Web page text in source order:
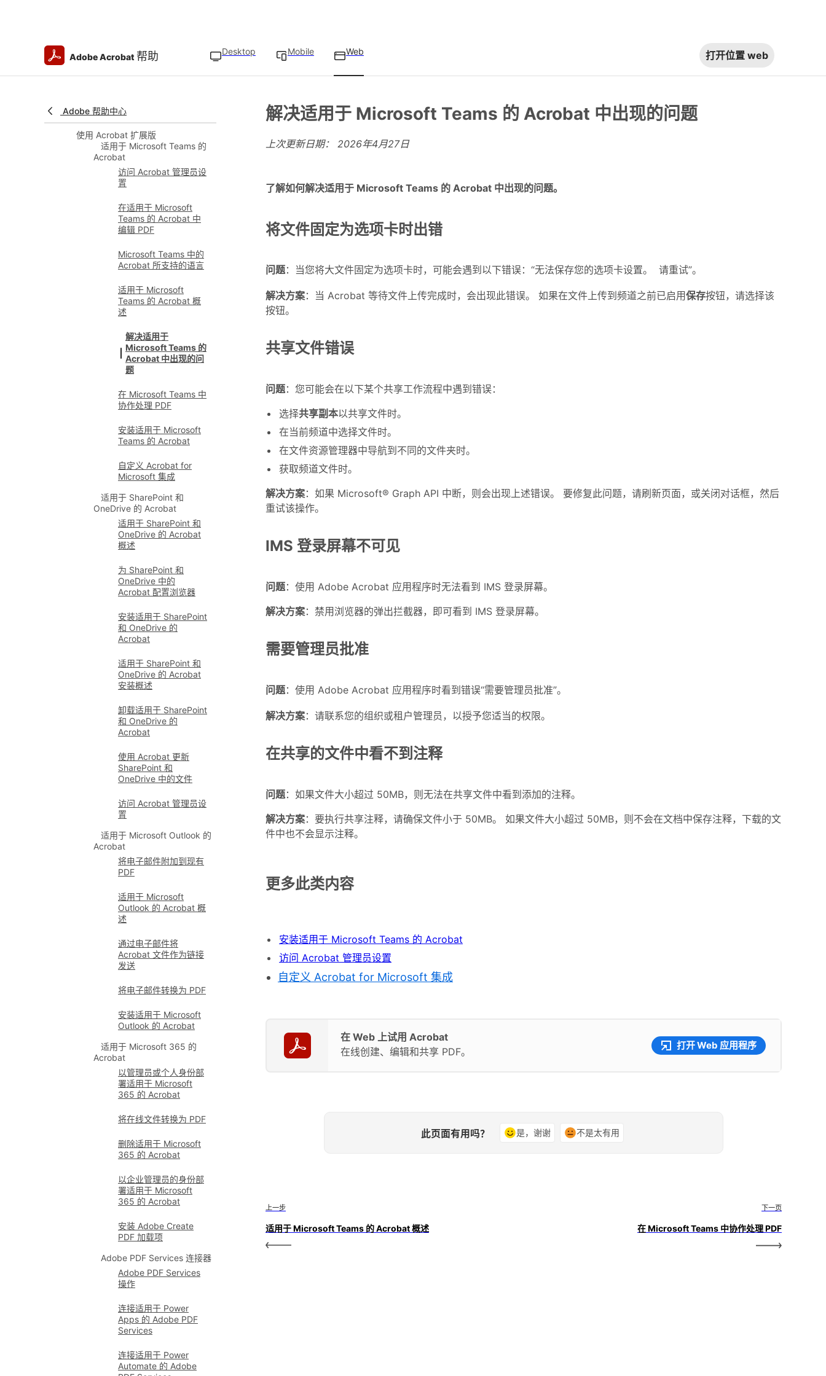
Adobe Acrobat 帮助 Desktop Mobile Web 打开位置 web
Adobe 帮助中心
管理第三方存储
访问 Box 存储文件
访问 OneDrive 文件
使用 Acrobat 扩展版
适用于 Microsoft Teams 的
Acrobat
访问 Acrobat 管理员设
置
在适用于 Microsoft
Teams 的 Acrobat 中
编辑 PDF
Microsoft Teams 中的
Acrobat 所支持的语言
适用于 Microsoft
Teams 的 Acrobat 概
述
解决适用于
Microsoft Teams 的
Acrobat 中出现的问
题
在 Microsoft Teams 中
协作处理 PDF
安装适用于 Microsoft
Teams 的 Acrobat
自定义 Acrobat for
Microsoft 集成
适用于 SharePoint 和
OneDrive 的 Acrobat
适用于 SharePoint 和
OneDrive 的 Acrobat
概述
为 SharePoint 和
OneDrive 中的
Acrobat 配置浏览器
安装适用于 SharePoint
和 OneDrive 的
Acrobat
适用于 SharePoint 和
OneDrive 的 Acrobat
安装概述
卸载适用于 SharePoint
和 OneDrive 的
Acrobat
使用 Acrobat 更新
SharePoint 和
OneDrive 中的文件
访问 Acrobat 管理员设
置
适用于 Microsoft Outlook 的
Acrobat
将电子邮件附加到现有
PDF
适用于 Microsoft
Outlook 的 Acrobat 概
述
通过电子邮件将
Acrobat 文件作为链接
发送
将电子邮件转换为 PDF
安装适用于 Microsoft
Outlook 的 Acrobat
适用于 Microsoft 365 的
Acrobat
以管理员或个人身份部
署适用于 Microsoft
365 的 Acrobat
将在线文件转换为 PDF
删除适用于 Microsoft
365 的 Acrobat
以企业管理员的身份部
署适用于 Microsoft
365 的 Acrobat
安装 Adobe Create
PDF 加载项
Adobe PDF Services 连接器
Adobe PDF Services
操作
连接适用于 Power
Apps 的 Adobe PDF
Services
连接适用于 Power
Automate 的 Adobe
解决适用于 Microsoft Teams 的 Acrobat 中出现的问题
上次更新日期： 2026年4月27日
了解如何解决适用于 Microsoft Teams 的 Acrobat 中出现的问题。
将文件固定为选项卡时出错
问题：当您将大文件固定为选项卡时，可能会遇到以下错误：“无法保存您的选项卡设置。 请重试”。
解决方案：当 Acrobat 等待文件上传完成时，会出现此错误。 如果在文件上传到频道之前已启用保存按钮，请选择该
按钮。
共享文件错误
问题：您可能会在以下某个共享工作流程中遇到错误：
选择共享副本以共享文件时。
在当前频道中选择文件时。
在文件资源管理器中导航到不同的文件夹时。
获取频道文件时。
解决方案：如果 Microsoft® Graph API 中断，则会出现上述错误。 要修复此问题，请刷新页面，或关闭对话框，然后
重试该操作。
IMS 登录屏幕不可见
问题：使用 Adobe Acrobat 应用程序时无法看到 IMS 登录屏幕。
解决方案：禁用浏览器的弹出拦截器，即可看到 IMS 登录屏幕。
需要管理员批准
问题：使用 Adobe Acrobat 应用程序时看到错误“需要管理员批准”。
解决方案：请联系您的组织或租户管理员，以授予您适当的权限。
在共享的文件中看不到注释
问题：如果文件大小超过 50MB，则无法在共享文件中看到添加的注释。
解决方案：要执行共享注释，请确保文件小于 50MB。 如果文件大小超过 50MB，则不会在文档中保存注释，下载的文
件中也不会显示注释。
更多此类内容
安装适用于 Microsoft Teams 的 Acrobat
访问 Acrobat 管理员设置
自定义 Acrobat for Microsoft 集成
在 Web 上试用 Acrobat
在线创建、编辑和共享 PDF。
打开 Web 应用程序
此页面有用吗？ 是，谢谢 不是太有用
上一步
适用于 Microsoft Teams 的 Acrobat 概述
下一页
在 Microsoft Teams 中协作处理 PDF